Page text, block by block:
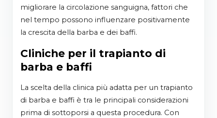
migliorare la circolazione sanguigna, fattori che
nel tempo possono influenzare positivamente
la crescita della barba e dei baffi.
Cliniche per il trapianto di
barba e baffi
La scelta della clinica più adatta per un trapianto
di barba e baffi è tra le principali considerazioni
prima di sottoporsi a questa procedura. Con